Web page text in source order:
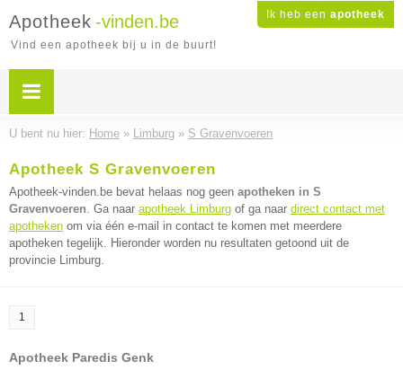
Ik heb een apotheek
Apotheek -vinden.be
Vind een apotheek bij u in de buurt!
U bent nu hier: Home » Limburg » S Gravenvoeren
Apotheek S Gravenvoeren
Apotheek-vinden.be bevat helaas nog geen apotheken in S
Gravenvoeren. Ga naar apotheek Limburg of ga naar direct contact met
apotheken om via één e-mail in contact te komen met meerdere
apotheken tegelijk. Hieronder worden nu resultaten getoond uit de
provincie Limburg.
1
Apotheek Paredis Genk